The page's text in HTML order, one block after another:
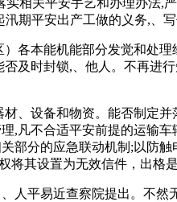
相关平安手艺和办理办法,
期平安出产工做的义务,、
各本能机能部分发觉和处理
及时封锁,、他人。不再进
、设备和物资。能否制定并
,凡不合适平安前提的运输
部分的应急联动机制;以防
其设置为无效信件，出格
平易近查察院提出。不然